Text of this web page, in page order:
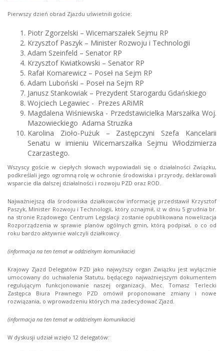
Pierwszy dzień obrad Zjazdu uświetnili goście:
Piotr Zgorzelski – Wicemarszałek Sejmu RP
Krzysztof Paszyk – Minister Rozwoju i Technologii
Adam Szeinfeld – Senator RP
Krzysztof Kwiatkowski – Senator RP
Rafał Komarewicz – Poseł na Sejm RP
Adam Luboński – Poseł na Sejm RP
Janusz Stankowiak – Prezydent Starogardu Gdańskiego
Wojciech Legawiec - Prezes ARiMR
Magdalena Wiśniewska - Przedstawicielka Marszałka Woj.
Mazowieckiego Adama Struzika
Karolina Zioło-Pużuk – Zastępczyni Szefa Kancelarii
Senatu w imieniu Wicemarszałka Sejmu Włodzimierza
Czarzastego.
Wszyscy goście w ciepłych słowach wypowiadali się o działalności Związku,
podkreślali jego ogromną rolę w ochronie środowiska i przyrody, deklarowali
wsparcie dla dalszej działalności i rozwoju PZD oraz ROD.
Najważniejszą dla środowiska działkowców informację przedstawił Krzysztof
Paszyk, Minister Rozwoju i Technologii, który oznajmił, iż w dniu 5 grudnia br.
na stronie Rządowego Centrum Legislacji zostanie opublikowana nowelizacja
Rozporządzenia w sprawie planów ogólnych gmin, którą podpisał, o co od
roku bardzo aktywnie walczyli działkowcy.
(informacja na ten temat w oddzielnym komunikacie)
Krajowy Zjazd Delegatów PZD jako najwyższy organ Związku jest wyłącznie
umocowany do uchwalenia Statutu, będącego najważniejszym dokumentem
regulującym funkcjonowanie naszej organizacji. Mec. Tomasz Terlecki
Zastępca Biura Prawnego PZD omówił proponowane zmiany i nowe
rozwiązania, o wprowadzeniu których ma zadecydować Zjazd.
(informacja na ten temat w oddzielnym komunikacie)
W dyskusji udział wzięło 12 delegatów: